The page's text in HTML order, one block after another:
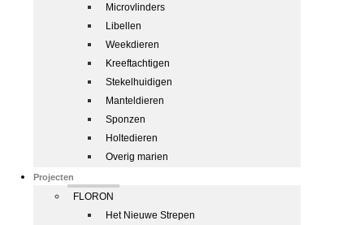
Microvlinders
Libellen
Weekdieren
Kreeftachtigen
Stekelhuidigen
Manteldieren
Sponzen
Holtedieren
Overig marien
Projecten
FLORON
Het Nieuwe Strepen